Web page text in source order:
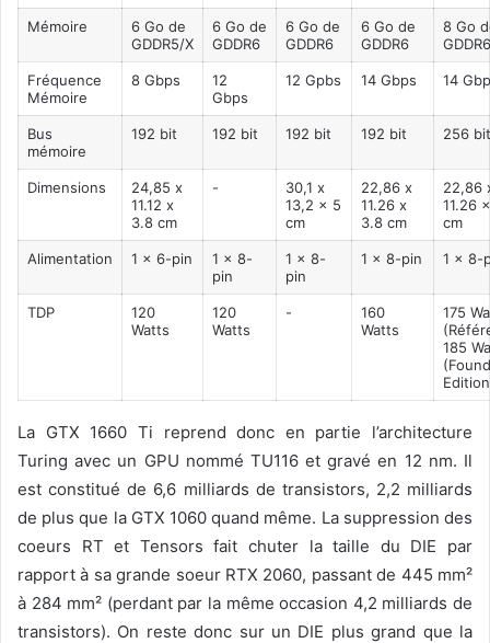
Mémoire
6 Go de
GDDR5/X
6 Go de
GDDR6
6 Go de
GDDR6
6 Go de
GDDR6
8 Go
GDDR6
Fréquence
Mémoire
8 Gbps
12
Gbps
12 Gpbs 14 Gbps 14
Bus
mémoire
192 bit 192 bit 192 bit 192 bit 256 bit
Dimensions
24,85 x
11.12 x
3.8 cm
-
30,1 x
13,2 x 5
cm
22,86 x
11.26 x
3.8 cm
22,86
11.26
cm
Alimentation 1 x 6-pin
1 x 8-
pin
1 x 8-
pin
1 x 8-pin 1 x 8-
TDP
120
Watts
120
Watts
-
160
Watts
175
185
Edition
La GTX 1660 Ti reprend donc en partie l’architecture
Turing avec un GPU nommé TU116 et gravé en 12 nm. Il
est constitué de 6,6 milliards de transistors, 2,2 milliards
de plus que la GTX 1060 quand même. La suppression des
coeurs RT et Tensors fait chuter la taille du DIE par
rapport à sa grande soeur RTX 2060, passant de 445 mm²
à 284 mm² (perdant par la même occasion 4,2 milliards de
transistors). On reste donc sur un DIE plus grand que la